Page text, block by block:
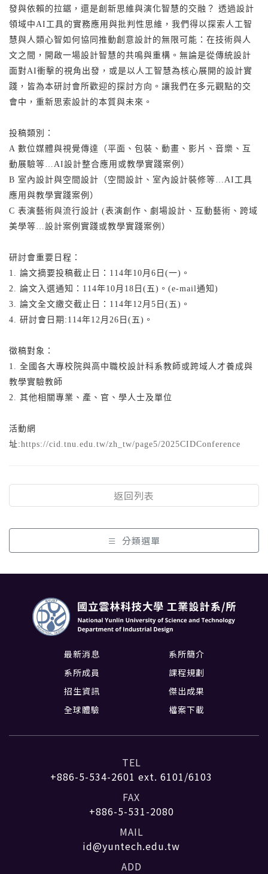
分類選單
發與依賴的拉鋸，還是創新思維與演化智慧的交融？ 透過設計
領域中AI工具的實務應用與批判性思維，我們得以探索人工智
慧與人類心智如何協同推動創意設計的無限可能：在技術與人
文之間，開啟一場設計智慧的共鳴與重構。無論是從傳統設計
面對AI衝擊的視角出發，或是以人工智慧為核心展開的設計實
踐，皆為本研討會所歡迎的探討方向。讓我們在多元觀點的交
會中，重新思索設計的本質與未來。
投稿類別：
A 數位媒體與視覺傳達（平面、包裝、動畫、影片、音樂、互
動展驗等…AI設計整合應用或教學實踐案例）
B 室內設計與空間設計（空間設計、室內設計裝修等…AI工具
應用與教學實踐案例）
C 表演藝術與流行設計 (表演創作、劇場設計、互動藝術、跨域
美學等…設計案例實踐或教學實踐案例）
研討會重要日程：
1. 論文摘要投稿截止日：114年10月6日(一)。
2. 論文入選通知：114年10月18日(五)。(e-mail通知)
3. 論文全文繳交截止日：114年12月5日(五)。
4. 研討會日期:114年12月26日(五)。
徵稿對象：
1. 全國各大專校院與高中職校設計科系教師或跨域人才養成與
教學實驗教師
2. 其他相關專業、產、官、學人士及單位
活動網
址:https://cid.tnu.edu.tw/zh_tw/page5/2025CIDConference
返回列表
最新消息
系所簡介
系所成員
課程規劃
招生資訊
傑出成果
全球體驗
檔案下載
TEL
+886-5-534-2601 ext. 6101/6103
FAX
+886-5-531-2080
MAIL
id@yuntech.edu.tw
ADD